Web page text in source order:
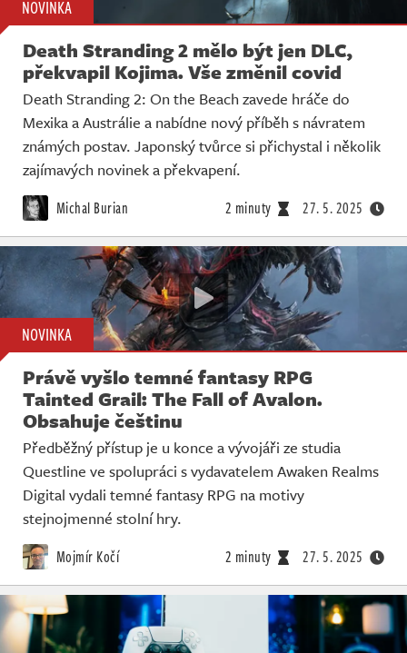
NOVINKA
Death Stranding 2 mělo být jen DLC,
překvapil Kojima. Vše změnil covid
Death Stranding 2: On the Beach zavede hráče do
Mexika a Austrálie a nabídne nový příběh s návratem
známých postav. Japonský tvůrce si přichystal i několik
zajímavých novinek a překvapení.
Michal Burian 2 minuty 27. 5. 2025
NOVINKA
Právě vyšlo temné fantasy RPG
Tainted Grail: The Fall of Avalon.
Obsahuje češtinu
Předběžný přístup je u konce a vývojáři ze studia
Questline ve spolupráci s vydavatelem Awaken Realms
Digital vydali temné fantasy RPG na motivy
stejnojmenné stolní hry.
Mojmír Kočí 2 minuty 27. 5. 2025